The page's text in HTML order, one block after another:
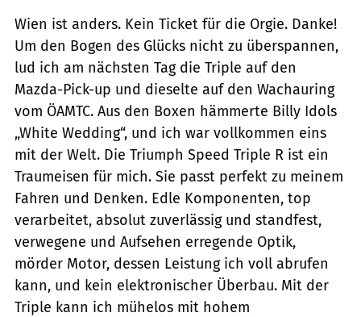
Wien ist anders. Kein Ticket für die Orgie. Danke!
Um den Bogen des Glücks nicht zu überspannen,
lud ich am nächsten Tag die Triple auf den
Mazda-Pick-up und dieselte auf den Wachauring
vom ÖAMTC. Aus den Boxen hämmerte Billy Idols
„White Wedding“, und ich war vollkommen eins
mit der Welt. Die Triumph Speed Triple R ist ein
Traumeisen für mich. Sie passt perfekt zu meinem
Fahren und Denken. Edle Komponenten, top
verarbeitet, absolut zuverlässig und standfest,
verwegene und Aufsehen erregende Optik,
mörder Motor, dessen Leistung ich voll abrufen
kann, und kein elektronischer Überbau. Mit der
Triple kann ich mühelos mit hohem